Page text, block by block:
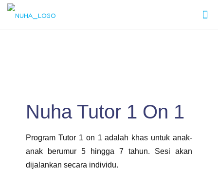
Nuha Tutor 1 On 1
Program Tutor 1 on 1 adalah khas untuk anak-
anak berumur 5 hingga 7 tahun. Sesi akan
dijalankan secara individu.